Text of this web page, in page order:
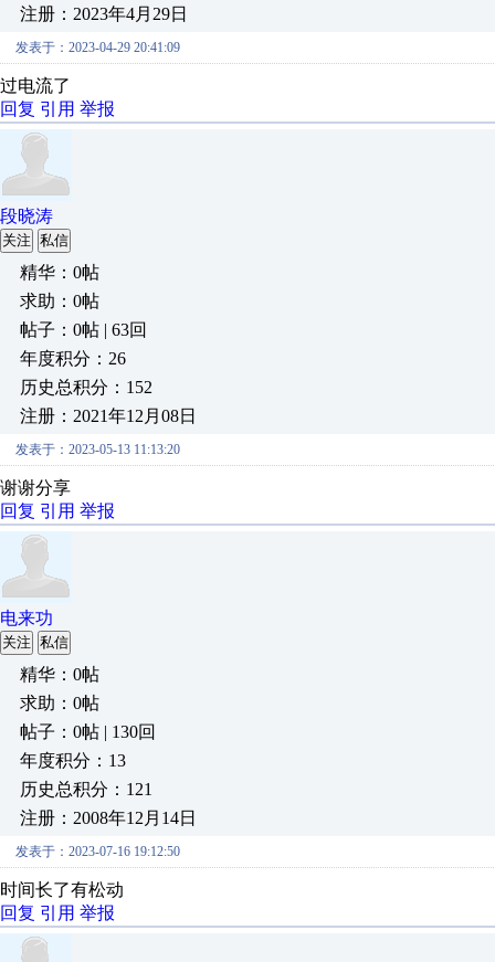
注册：2023年4月29日
发表于：2023-04-29 20:41:09
过电流了
回复 引用 举报
段晓涛
关注 私信
精华：0帖
求助：0帖
帖子：0帖 | 63回
年度积分：26
历史总积分：152
注册：2021年12月08日
发表于：2023-05-13 11:13:20
谢谢分享
回复 引用 举报
电来功
关注 私信
精华：0帖
求助：0帖
帖子：0帖 | 130回
年度积分：13
历史总积分：121
注册：2008年12月14日
发表于：2023-07-16 19:12:50
时间长了有松动
回复 引用 举报